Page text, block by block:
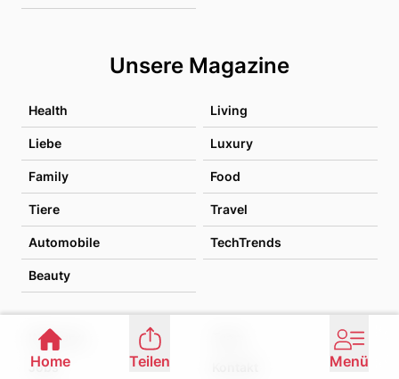
Unsere Magazine
Health Living
Liebe Luxury
Family Food
Tiere Travel
Automobile TechTrends
Beauty
Werbung
Jobs
Home Teilen Menü